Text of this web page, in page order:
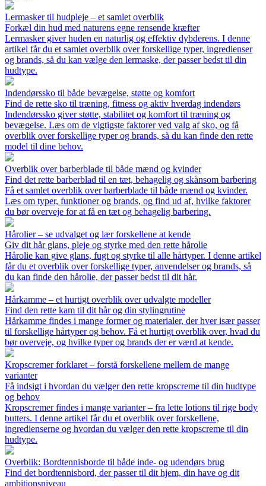
Lermasker til hudpleje – et samlet overblik
Forkæl din hud med naturens egne rensende kræfter
Lermasker giver huden en naturlig og effektiv dybderens. I denne
artikel får du et samlet overblik over forskellige typer, ingredienser
og brands, så du kan vælge den lermaske, der passer bedst til din
hudtype.
Indendørssko til både bevægelse, støtte og komfort
Find de rette sko til træning, fitness og aktiv hverdag indendørs
Indendørssko giver støtte, stabilitet og komfort til træning og
bevægelse. Læs om de vigtigste faktorer ved valg af sko, og få
overblik over forskellige typer og brands, så du kan finde den rette
model til dine behov.
Overblik over barberblade til både mænd og kvinder
Find det rette barberblad til en tæt, behagelig og skånsom barbering
Få et samlet overblik over barberblade til både mænd og kvinder.
Læs om typer, funktioner og brands, og find ud af, hvilke faktorer
du bør overveje for at få en tæt og behagelig barbering.
Hårolier – se udvalget og lær forskellene at kende
Giv dit hår glans, pleje og styrke med den rette hårolie
Hårolie kan give glans, fugt og styrke til alle hårtyper. I denne artikel
får du et overblik over forskellige typer, anvendelser og brands, så
du kan finde den hårolie, der passer bedst til dit hår.
Hårkamme – et hurtigt overblik over udvalgte modeller
Find den rette kam til dit hår og din stylingrutine
Hårkamme findes i mange former og materialer, der hver især passer
til forskellige hårtyper og behov. Få et hurtigt overblik over, hvad du
bør overveje, og hvilke typer og brands der er værd at kende.
Kropscremer forklaret – forstå forskellene mellem de mange
varianter
Få indsigt i hvordan du vælger den rette kropscreme til din hudtype
og behov
Kropscremer findes i mange varianter – fra lette lotions til rige body
butters. I denne artikel får du et overblik over forskellene,
ingredienserne og hvordan du vælger den rette kropscreme til din
hudtype.
Overblik: Bordtennisborde til både inde- og udendørs brug
Find det bordtennisbord, der passer til dit hjem, din have og dit
ambitionsniveau